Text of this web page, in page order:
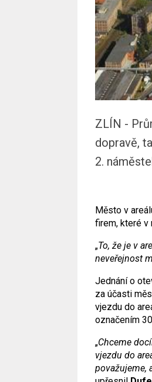
ZLÍN -
dopravě,
2.
Město v
firem, které v
„To, že je v
neveřejnost
Jednání o
za účasti
vjezdu do
označením
„Chceme
vjezdu do
považujeme,